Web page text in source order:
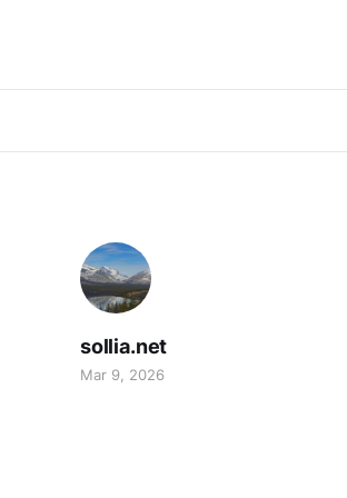
sollia.net
Mar 9, 2026